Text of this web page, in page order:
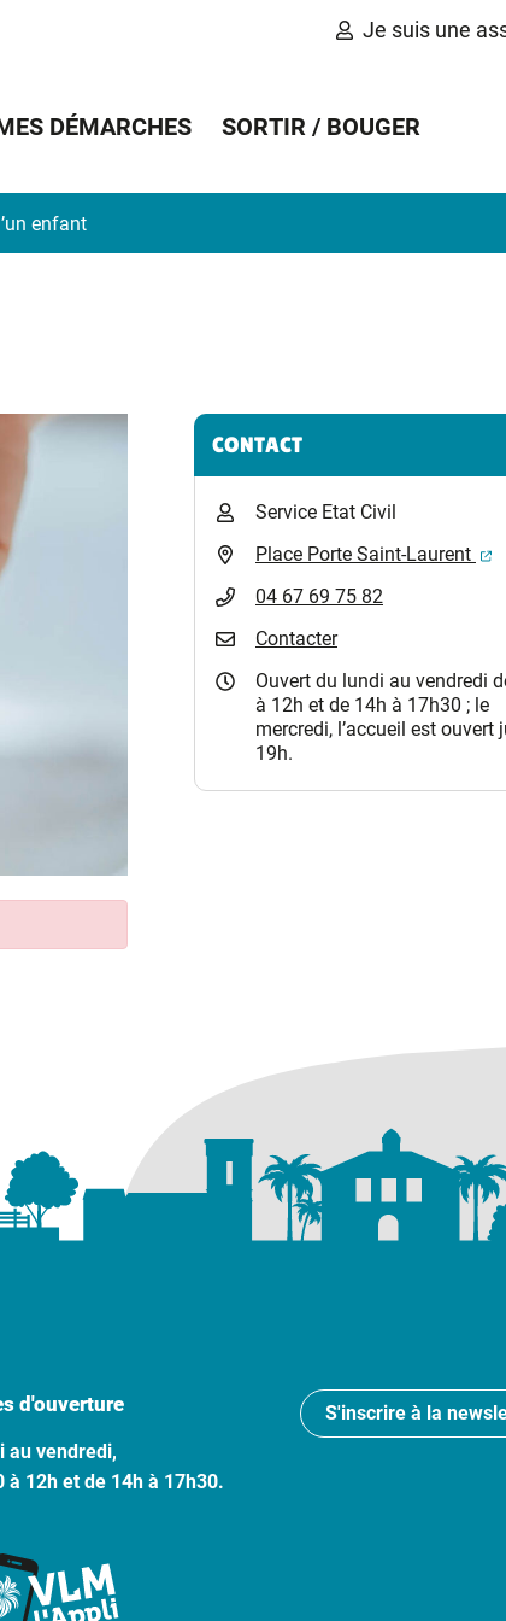
Je suis une
DÉMARCHES SORTIR / BOUGER
enfant
Informations
CONTACT
Service Etat Civil
Place Porte Saint-Laurent
04 67 69 75 82
Contacter
Ouvert du lundi au vendredi
à 12h et de 14h à 17h30 ; le
mercredi, l’accueil est ouvert
19h.
d'ouverture
au vendredi,
à 12h et de 14h à 17h30.
S'inscrire à la